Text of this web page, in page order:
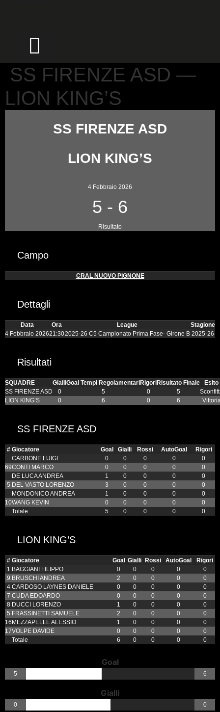
SS FIRENZE ASD —
LION KING’S
SS FIRENZE ASD
LION KING’S
4 Febbraio 2026
5 - 6
Risultato
Campo
CRAL NUOVO PIGNONE
Dettagli
Data Ora League
Stagione
4 Febbraio 202621:302025-26 C5 Campionato Prima Fase- Girone B 2025-26
Risultati
SQUADRE GialliGoal Tempi RegolamentariRigoriRisultato Finale
Esito
SS FIRENZE ASD
0 5 0 5
LION KING’S
0 6 0 6
SS FIRENZE ASD
# Giocatore Goal Gialli Rossi AutoGoal
Rigori
CARBONE LUIGI
0 0 0 0
0
69CONTI MARCO 0 0 0 0
0
DE LUCA ANDREA
1 0 0 0
0
5 DEL VASTO LORENZO 3 0 0 0
0
MONDONICO ANDREA
1 0 0 0
0
10WANG KEVIN 0 0 0 0
0
Totale
5 0 0 0 0
LION KING’S
# Giocatore Goal Gialli Rossi AutoGoal
Rigori
1 BAGGIANI FILIPPO 0 0 0 0
0
9 BRUSCHI ANDREA 2 0 0 0
0
4 CARDOSO LAYNES DANIELE 0 0 0 0
0
7 CUDA EDOARDO 0 0 0 0
0
8 DUCCI LORENZO 1 0 0 0
0
5 FRASSINETTI SAMUELE 2 0 0 0
0
16MEZZAPELLE ALESSIO 1 0 0 0
0
17VOLPE DAVIDE 0 0 0 0
0
Totale
6 0 0 0 0
Goal
5 6
Gialli
0 0